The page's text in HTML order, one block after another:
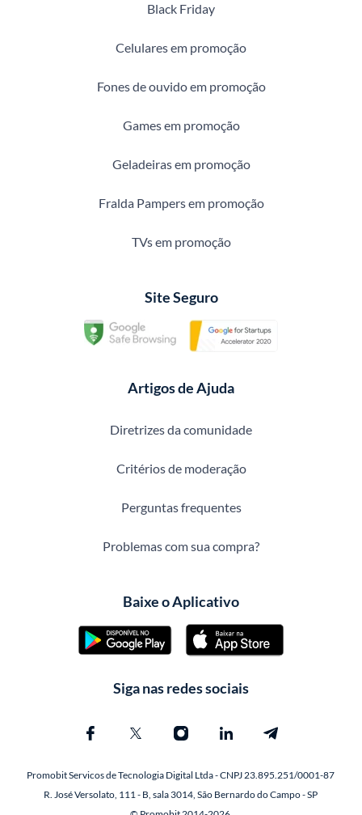
Black Friday
Celulares em promoção
Fones de ouvido em promoção
Games em promoção
Geladeiras em promoção
Fralda Pampers em promoção
TVs em promoção
Site Seguro
Artigos de Ajuda
Diretrizes da comunidade
Critérios de moderação
Perguntas frequentes
Problemas com sua compra?
Baixe o Aplicativo
Siga nas redes sociais
Promobit Servicos de Tecnologia Digital Ltda - CNPJ 23.895.251/0001-87
R. José Versolato, 111 - B, sala 3014, São Bernardo do Campo - SP